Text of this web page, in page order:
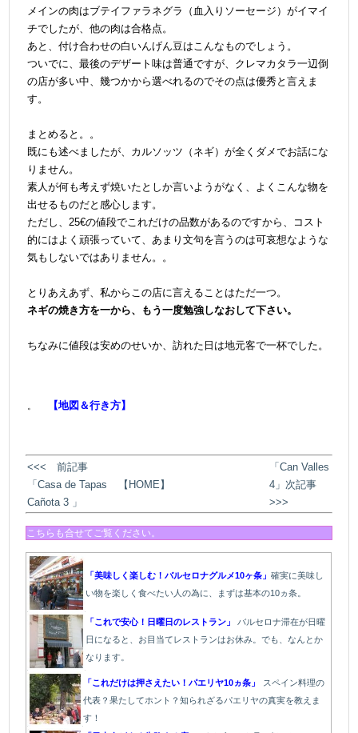
メインの肉はブテイファラネグラ（血入りソーセージ）がイマイ
チでしたが、他の肉は合格点。
あと、付け合わせの白いんげん豆はこんなものでしょう。
ついでに、最後のデザート味は普通ですが、クレマカタラ一辺倒
の店が多い中、幾つかから選べれるのでその点は優秀と言えま
す。
まとめると。。
既にも述べましたが、カルソッツ（ネギ）が全くダメでお話にな
りません。
素人が何も考えず焼いたとしか言いようがなく、よくこんな物を
出せるものだと感心します。
ただし、25€の値段でこれだけの品数があるのですから、コスト
的にはよく頑張っていて、あまり文句を言うのは可哀想なような
気もしないではありません。。
とりあえあず、私からこの店に言えることはただ一つ。
ネギの焼き方を一から、もう一度勉強しなおして下さい。
ちなみに値段は安めのせいか、訪れた日は地元客で一杯でした。
。 【地図＆行き方】
<<< 前記事
「Casa de Tapas
Cañota 3 」
【HOME】
「Can Valles
4」次記事
>>>
こちらも合せてご覧ください。
「美味しく楽しむ！バルセロナグルメ10ヶ条」確実に美味し
い物を楽しく食べたい人の為に、まずは基本の10ヵ条。
「これで安心！日曜日のレストラン」
バルセロナ滞在が日曜
日になると、お目当てレストランはお休み。でも、なんとか
なります。
「これだけは押さえたい！パエリヤ10ヵ条」
スペイン料理の
代表？果たしてホント？知られざるパエリヤの真実を教えま
す！